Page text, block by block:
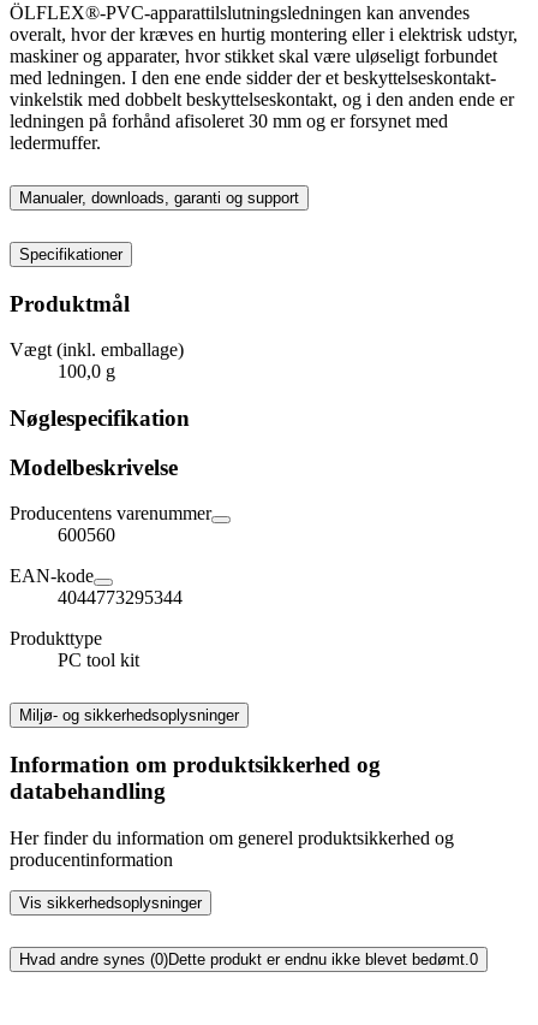
ÖLFLEX®-PVC-apparattilslutningsledningen kan anvendes
overalt, hvor der kræves en hurtig montering eller i elektrisk udstyr,
maskiner og apparater, hvor stikket skal være uløseligt forbundet
med ledningen. I den ene ende sidder der et beskyttelseskontakt-
vinkelstik med dobbelt beskyttelseskontakt, og i den anden ende er
ledningen på forhånd afisoleret 30 mm og er forsynet med
ledermuffer.
Manualer, downloads, garanti og support
Specifikationer
Produktmål
Vægt (inkl. emballage)
100,0 g
Nøglespecifikation
Modelbeskrivelse
Producentens varenummer
600560
EAN-kode
4044773295344
Produkttype
PC tool kit
Miljø- og sikkerhedsoplysninger
Information om produktsikkerhed og
databehandling
Her finder du information om generel produktsikkerhed og
producentinformation
Vis sikkerhedsoplysninger
Hvad andre synes (0)Dette produkt er endnu ikke blevet bedømt. 0